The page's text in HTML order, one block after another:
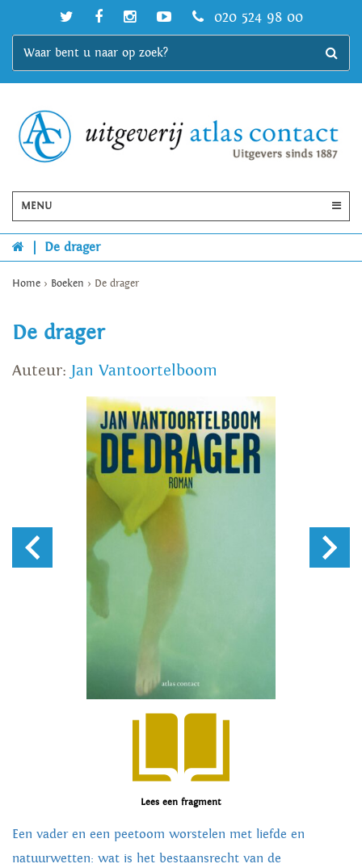
020 524 98 00
MENU
De drager
Home > Boeken > De drager
De drager
Auteur: Jan Vantoortelboom
Lees een fragment
Een vader en een peetoom worstelen met liefde en
natuurwetten: wat is het bestaansrecht van de